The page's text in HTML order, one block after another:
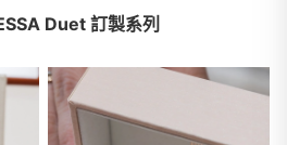
Duet 訂製系列